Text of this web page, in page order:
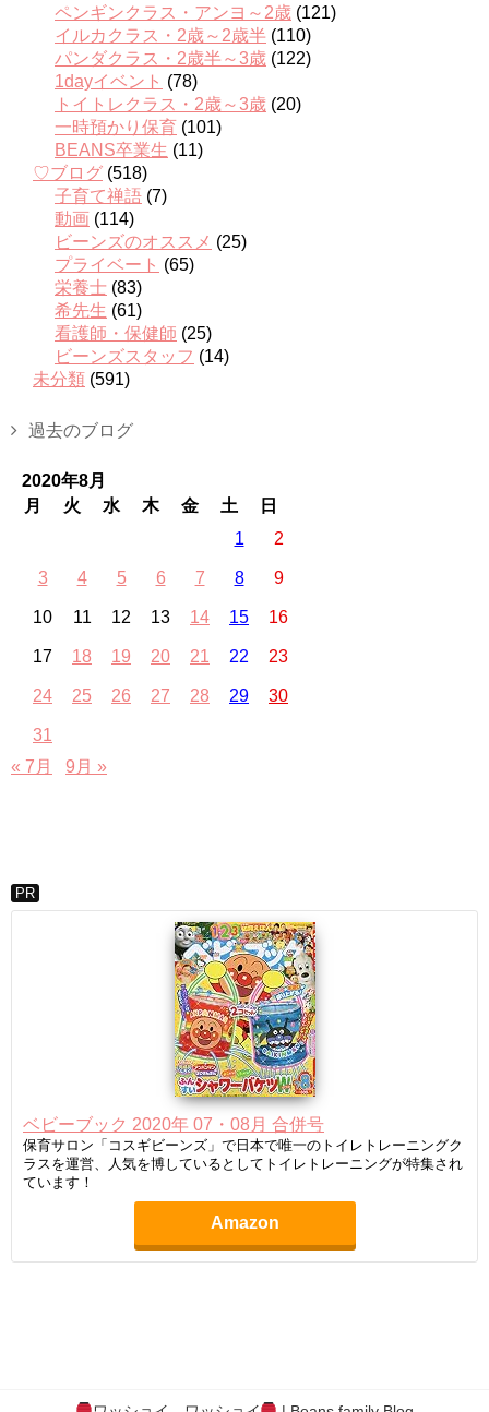
ペンギンクラス・アンヨ～2歳 (121)
イルカクラス・2歳～2歳半 (110)
パンダクラス・2歳半～3歳 (122)
1dayイベント (78)
トイトレクラス・2歳～3歳 (20)
一時預かり保育 (101)
BEANS卒業生 (11)
♡ブログ (518)
子育て禅語 (7)
動画 (114)
ビーンズのオススメ (25)
プライベート (65)
栄養士 (83)
希先生 (61)
看護師・保健師 (25)
ビーンズスタッフ (14)
未分類 (591)
過去のブログ
2020年8月
月
火 水 木 金 土
日
1
2
3 4 5 6 7 8 9
10 11 12 13 14 15 16
17 18 19 20 21 22 23
24 25 26 27 28 29 30
31
« 7月
9月 »
PR
ベビーブック 2020年 07・08月 合併号
保育サロン「コスギビーンズ」で日本で唯一のトイレトレーニングク
ラスを運営、人気を博しているとしてトイレトレーニングが特集され
ています！
Amazon